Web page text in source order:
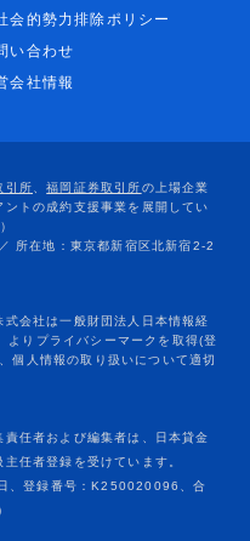
会的勢力排除ポリシー
い合わせ
会社情報
任者および編集者は、日本貸金
任者登録を受けています。
、登録番号：K250020096、合